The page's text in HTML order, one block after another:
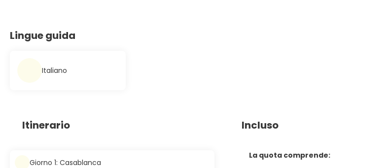
Lingue guida
Italiano
Itinerario
Giorno 1: Casablanca
Incluso
La quota comprende: